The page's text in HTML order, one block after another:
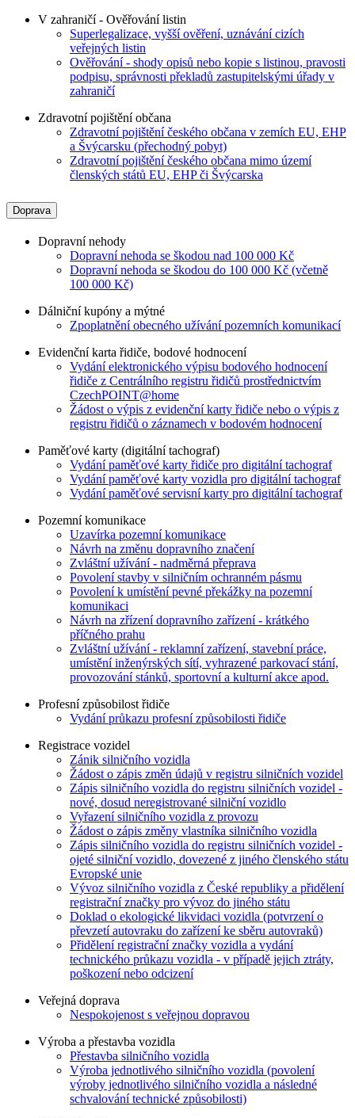
V zahraničí - Ověřování listin
Superlegalizace, vyšší ověření, uznávání cizích
veřejných listin
Ověřování - shody opisů nebo kopie s listinou, pravosti
podpisu, správnosti překladů zastupitelskými úřady v
zahraničí
Zdravotní pojištění občana
Zdravotní pojištění českého občana v zemích EU, EHP
a Švýcarsku (přechodný pobyt)
Zdravotní pojištění českého občana mimo území
členských států EU, EHP či Švýcarska
Doprava
Dopravní nehody
Dopravní nehoda se škodou nad 100 000 Kč
Dopravní nehoda se škodou do 100 000 Kč (včetně
100 000 Kč)
Dálniční kupóny a mýtné
Zpoplatnění obecného užívání pozemních komunikací
Evidenční karta řidiče, bodové hodnocení
Vydání elektronického výpisu bodového hodnocení
řidiče z Centrálního registru řidičů prostřednictvím
CzechPOINT@home
Žádost o výpis z evidenční karty řidiče nebo o výpis z
registru řidičů o záznamech v bodovém hodnocení
Paměťové karty (digitální tachograf)
Vydání paměťové karty řidiče pro digitální tachograf
Vydání paměťové karty vozidla pro digitální tachograf
Vydání paměťové servisní karty pro digitální tachograf
Pozemní komunikace
Uzavírka pozemní komunikace
Návrh na změnu dopravního značení
Zvláštní užívání - nadměrná přeprava
Povolení stavby v silničním ochranném pásmu
Povolení k umístění pevné překážky na pozemní
komunikaci
Návrh na zřízení dopravního zařízení - krátkého
příčného prahu
Zvláštní užívání - reklamní zařízení, stavební práce,
umístění inženýrských sítí, vyhrazené parkovací stání,
provozování stánků, sportovní a kulturní akce apod.
Profesní způsobilost řidiče
Vydání průkazu profesní způsobilosti řidiče
Registrace vozidel
Zánik silničního vozidla
Žádost o zápis změn údajů v registru silničních vozidel
Zápis silničního vozidla do registru silničních vozidel -
nové, dosud neregistrované silniční vozidlo
Vyřazení silničního vozidla z provozu
Žádost o zápis změny vlastníka silničního vozidla
Zápis silničního vozidla do registru silničních vozidel -
ojeté silniční vozidlo, dovezené z jiného členského státu
Evropské unie
Vývoz silničního vozidla z České republiky a přidělení
registrační značky pro vývoz do jiného státu
Doklad o ekologické likvidaci vozidla (potvrzení o
převzetí autovraku do zařízení ke sběru autovraků)
Přidělení registrační značky vozidla a vydání
technického průkazu vozidla - v případě jejich ztráty,
poškození nebo odcizení
Veřejná doprava
Nespokojenost s veřejnou dopravou
Výroba a přestavba vozidla
Přestavba silničního vozidla
Výroba jednotlivého silničního vozidla (povolení
výroby jednotlivého silničního vozidla a následné
schvalování technické způsobilosti)